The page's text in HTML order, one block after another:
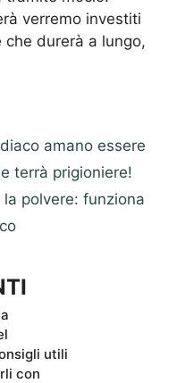
verremo investiti
durerà a lungo,
amano essere
terrà prigioniere!
polvere: funziona
utili
con